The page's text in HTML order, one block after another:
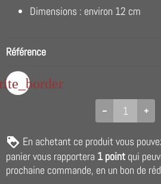
Dimensions : environ 12 cm
Référence
En achetant ce produit vous
panier vous rapportera 1point qui
prochaine commande, en un bon de